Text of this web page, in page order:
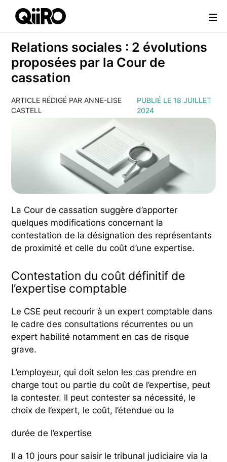
Webflow Homepage
Relations sociales : 2 évolutions
proposées par la Cour de
cassation
ARTICLE RÉDIGÉ PAR ANNE-LISE
CASTELL
PUBLIÉ LE 18 JUILLET
2024
La Cour de cassation suggère d’apporter
quelques modifications concernant la
contestation de la désignation des représentants
de proximité et celle du coût d’une expertise.
Contestation du coût définitif de
l’expertise comptable
Le CSE peut recourir à un expert comptable dans
le cadre des consultations récurrentes ou un
expert habilité notamment en cas de risque
grave.
L’employeur, qui doit selon les cas prendre en
charge tout ou partie du coût de l’expertise, peut
la contester. Il peut contester sa nécessité, le
choix de l’expert, le coût, l’étendue ou la
durée de l’expertise
Il a 10 jours pour saisir le tribunal judiciaire via la